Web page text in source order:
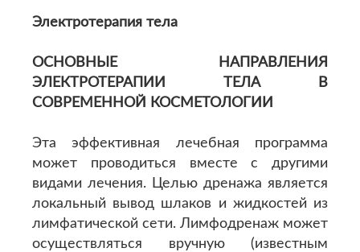
Электротерапия тела
ОСНОВНЫЕ НАПРАВЛЕНИЯ
ЭЛЕКТРОТЕРАПИИ ТЕЛА В
СОВРЕМЕННОЙ КОСМЕТОЛОГИИ
Эта эффективная лечебная программа
может проводиться вместе с другими
видами лечения. Целью дренажа является
локальный вывод шлаков и жидкостей из
лимфатической сети. Лимфодренаж может
осуществляться вручную (известным